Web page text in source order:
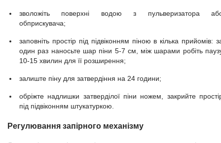
зволожіть поверхні водою з пульверизатора
обприскувача;
заповніть простір під підвіконням піною в кілька прийомів:
один раз наносьте шар піни 5-7 см, між шарами робіть
10-15 хвилин для її розширення;
залиште піну для затвердіння на 24 години;
обріжте надлишки затверділої піни ножем, закрийте
під підвіконням штукатуркою.
Регулювання запірного механізму